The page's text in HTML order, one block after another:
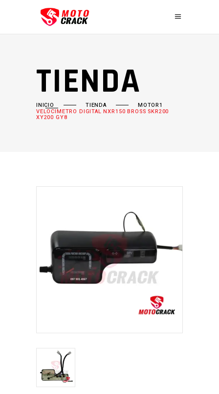
TIENDA
INICIO TIENDA MOTOR1
VELOCIMETRO DIGITAL NXR150 BROSS SKR200
XY200 GY8